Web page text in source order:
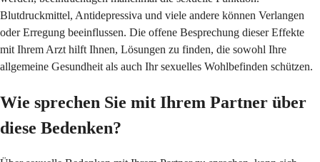
Blutdruckmittel, Antidepressiva und viele andere können Verlangen
oder Erregung beeinflussen. Die offene Besprechung dieser Effekte
mit Ihrem Arzt hilft Ihnen, Lösungen zu finden, die sowohl Ihre
allgemeine Gesundheit als auch Ihr sexuelles Wohlbefinden schützen.
Wie sprechen Sie mit Ihrem Partner über
diese Bedenken?